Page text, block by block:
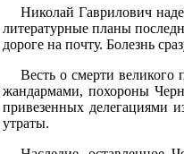
Николай Гаврилович
литературные планы
дороге на почту. Болезнь
Весть о смерти великого
жандармами, похороны
привезенных делегациями
утраты.